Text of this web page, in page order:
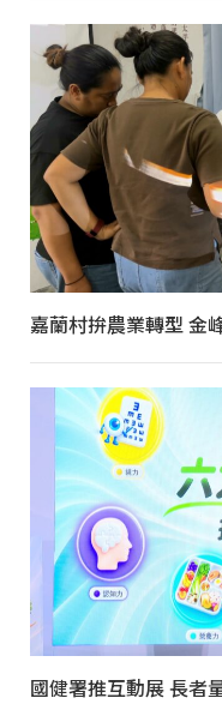
嘉蘭村拚農業轉型 金
國健署推互動展 長者